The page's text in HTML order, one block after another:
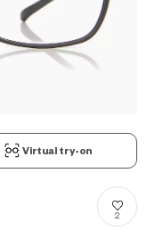
Virtual try-on
2